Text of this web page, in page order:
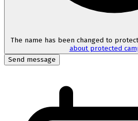
The name has been changed to
about protected
Send message